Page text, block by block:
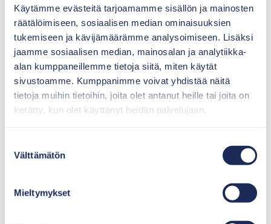
Käytämme evästeitä tarjoamamme sisällön ja mainosten
räätälöimiseen, sosiaalisen median ominaisuuksien
tukemiseen ja kävijämäärämme analysoimiseen. Lisäksi
jaamme sosiaalisen median, mainosalan ja analytiikka-
alan kumppaneillemme tietoja siitä, miten käytät
sivustoamme. Kumppanimme voivat yhdistää näitä
tietoja muihin tietoihin, joita olet antanut heille tai joita on
kerätty, kun olet käyttänyt heidän palvelujaan.
valinta
Välttämätön
Mieltymykset
Vestelli ja Pipelife ovat sopineet
jätevesijärjestelmien myyntiin ja
valmistukseen liittyvästä
liiketoimintajärjestelystä. Pipelife myy
Vestellille jätevesijärjestelmiin liittyvät
oikeutensa
22.12.2023
“Projekti onnistui kaikin puolin, ja olemme
The Barö Saaristohotelli, Jussi Paavoseppä:
vaan enemmänkin yhteistoiminnallinen